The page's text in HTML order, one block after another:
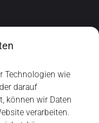
Technologien wie
darauf
können wir Daten
verarbeiten.